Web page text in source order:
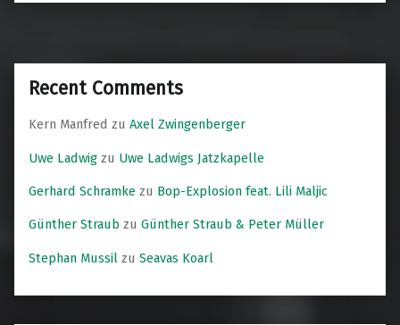
Recent Comments
Kern Manfred zu Axel Zwingenberger
Uwe Ladwig zu Uwe Ladwigs Jatzkapelle
Gerhard Schramke zu Bop-Explosion feat. Lili Maljic
Günther Straub zu Günther Straub & Peter Müller
Stephan Mussil zu Seavas Koarl